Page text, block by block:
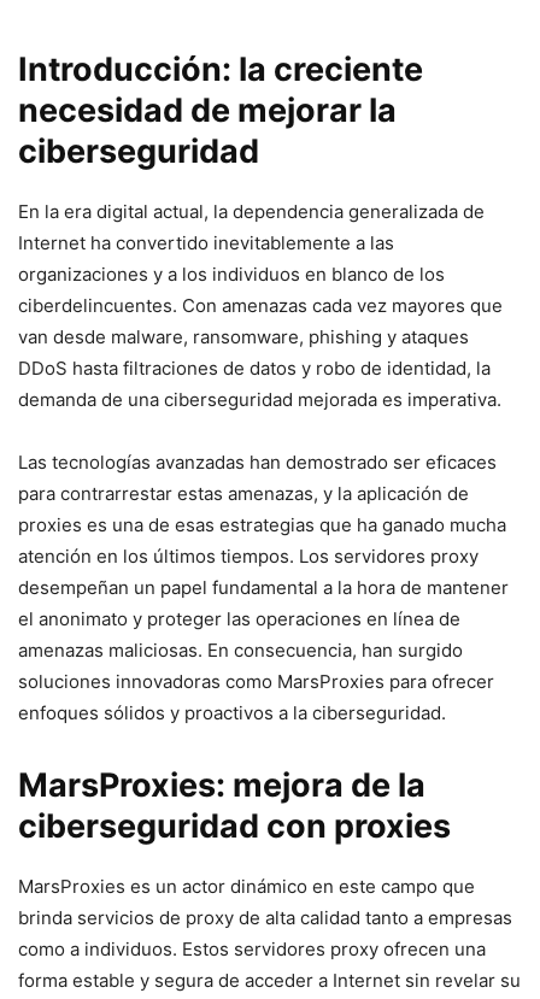
Introducción: la creciente⁣
necesidad de mejorar la
ciberseguridad
En la era digital actual, la ‍dependencia generalizada de
Internet ⁢ha⁢ convertido inevitablemente a ⁣las
organizaciones‍ y⁣ a los ⁢individuos⁤ en ⁣blanco de ⁤los
ciberdelincuentes. Con amenazas cada⁤ vez mayores que
van⁣ desde ⁢malware, ransomware, phishing y ataques
DDoS ‌hasta⁢ filtraciones de datos ‌y robo de identidad, la
⁢demanda de ‍una ciberseguridad mejorada es imperativa.
Las tecnologías avanzadas han demostrado ⁣ser eficaces
para contrarrestar estas ⁤amenazas, y la aplicación de
proxies es‍ una‌ de esas estrategias que ha ganado ‌mucha
atención en los últimos tiempos. ​Los​ servidores proxy‍
desempeñan un papel ‍fundamental a la hora de mantener
el anonimato ⁤y proteger las operaciones en línea de
amenazas maliciosas. En⁣ consecuencia, han surgido⁤
soluciones innovadoras como MarsProxies ‌para ofrecer‍
enfoques sólidos ⁢y proactivos a la ⁤ciberseguridad.
MarsProxies: mejora⁣ de la
ciberseguridad con proxies
MarsProxies es un actor dinámico en este campo ⁢que
⁣brinda servicios de proxy‍ de ⁣alta calidad tanto a‍ empresas
como a individuos. Estos servidores proxy ofrecen una​
forma estable y segura de acceder a Internet sin⁤ revelar su